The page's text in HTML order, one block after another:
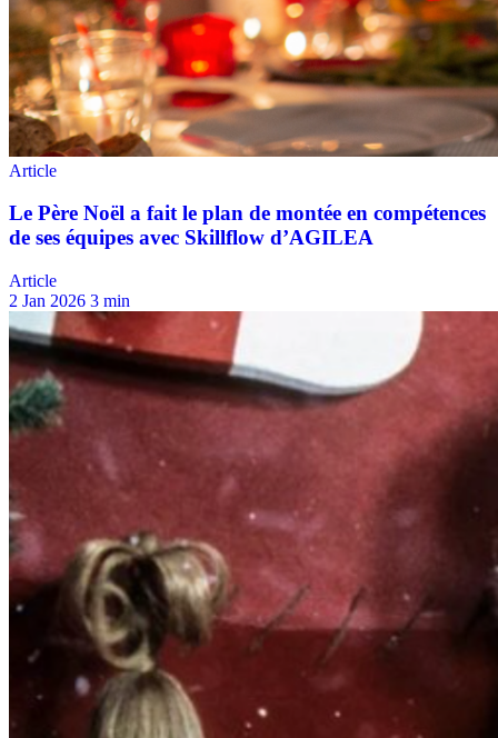
Article
2 Jan 2026 3 min